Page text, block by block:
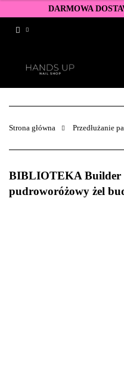
DARMOWA
Strona główna Przedłużanie
BIBLIOTEKA Builder
pudroworóżowy żel